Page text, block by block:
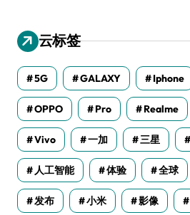
云标签
5G GALAXY Iphone
OPPO Pro Realme
Vivo 一加 三星
人工智能 体验 全球
发布 小米 影像